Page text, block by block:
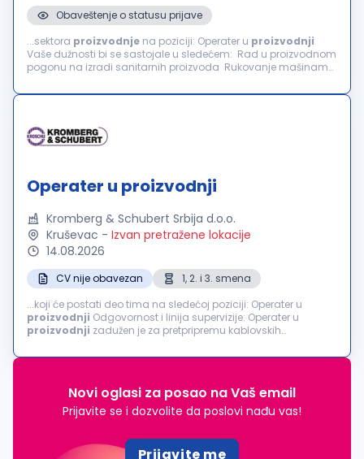
Obaveštenje o statusu prijave
...sektora proizvodnje na poziciji: Operater u proizvodnji
Vaše dužnosti bi se sastojale u sledećem: Rad u proizvodnom
pogonu na izradi sanitarnih proizvoda Rukovanje mašinama
podešavanje...
Operater u proizvodnji
Kromberg & Schubert Srbija d.o.o.
Kruševac - Izvan pretražene lokacije
14.08.2026
CV nije obavezan
1, 2. i 3. smena
...koji će postati deo tima na sledećoj poziciji: Operater u
proizvodnji
Odgovornost i linija supervizije: Operater u
proizvodnji zadužen je za pretpripremu kablovskih
poluproizvoda. Obavlja poslove vezane...
Novi oglasi za posao na Vaš email
Prijavite se i dozvolite da poslovi nađu vas!
Prijavite me